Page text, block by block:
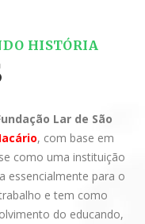
HISTÓRIA
Lar de São
, com base em
como uma instituição
essencialmente para o
e tem como
do educando,